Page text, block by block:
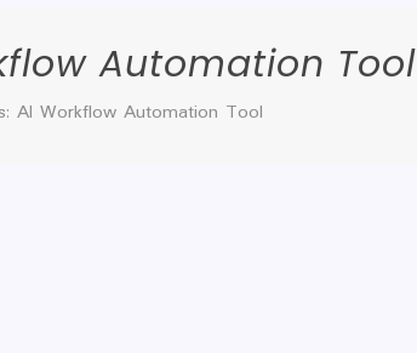
Automation Tool
AI Workflow Automation Tool